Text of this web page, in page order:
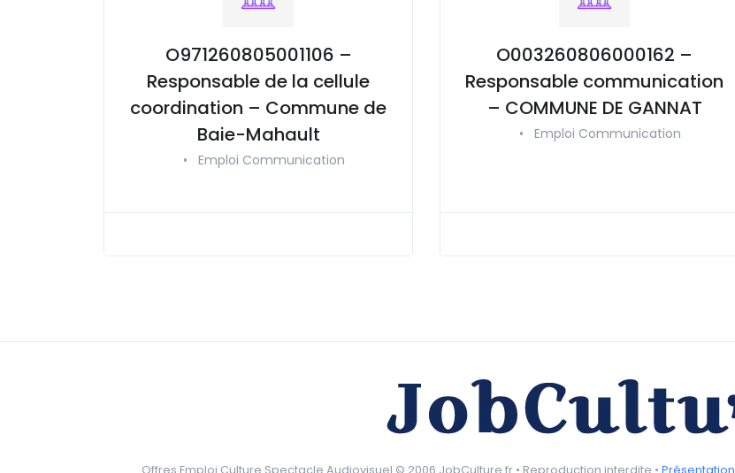
O971260805001106 –
Responsable de la cellule
coordination – Commune de
Baie-Mahault
• Emploi Communication
O003260806000162 –
Responsable communication
– COMMUNE DE GANNAT
• Emploi Communication
Offres Emploi Culture Spectacle Audiovisuel © 2006 JobCulture.fr • Reproduction interdite • Présentation